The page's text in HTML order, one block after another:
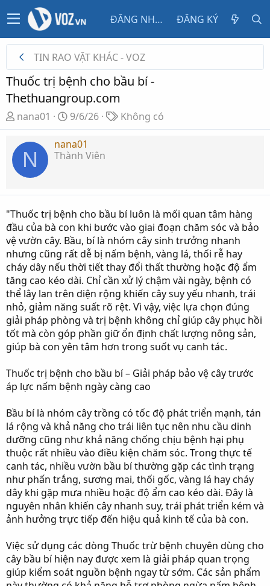
ĐĂNG NHẬP ĐĂNG KÝ
TIN RAO VẶT KHÁC - VOZ
Thuốc trị bệnh cho bầu bí -
Thethuangroup.com
T
h
r
a
s
t
a
r
e
r
nana01
N
g
à
y
i
9/6/26
T
ừ
Không có
N
nana01
Thành Viên
"Thuốc trị bệnh cho bầu bí luôn là mối quan tâm hàng
đầu của bà con khi bước vào giai đoạn chăm sóc và bảo
vệ vườn cây. Bầu, bí là nhóm cây sinh trưởng nhanh
nhưng cũng rất dễ bị nấm bệnh, vàng lá, thối rễ hay
cháy dây nếu thời tiết thay đổi thất thường hoặc độ ẩm
tăng cao kéo dài. Chỉ cần xử lý chậm vài ngày, bệnh có
thể lây lan trên diện rộng khiến cây suy yếu nhanh, trái
nhỏ, giảm năng suất rõ rệt. Vì vậy, việc lựa chọn đúng
giải pháp phòng và trị bệnh không chỉ giúp cây phục hồi
tốt mà còn góp phần giữ ổn định chất lượng nông sản,
giúp bà con yên tâm hơn trong suốt vụ canh tác.
Thuốc trị bệnh cho bầu bí – Giải pháp bảo vệ cây trước
áp lực nấm bệnh ngày càng cao
Bầu bí là nhóm cây trồng có tốc độ phát triển mạnh, tán
lá rộng và khả năng cho trái liên tục nên nhu cầu dinh
dưỡng cũng như khả năng chống chịu bệnh hại phụ
thuộc rất nhiều vào điều kiện chăm sóc. Trong thực tế
canh tác, nhiều vườn bầu bí thường gặp các tình trạng
như phấn trắng, sương mai, thối gốc, vàng lá hay cháy
dây khi gặp mưa nhiều hoặc độ ẩm cao kéo dài. Đây là
nguyên nhân khiến cây nhanh suy, trái phát triển kém và
ảnh hưởng trực tiếp đến hiệu quả kinh tế của bà con.
Việc sử dụng các dòng Thuốc trừ bệnh chuyên dùng cho
cây bầu bí hiện nay được xem là giải pháp quan trọng
giúp kiểm soát nguồn bệnh ngay từ sớm. Các sản phẩm